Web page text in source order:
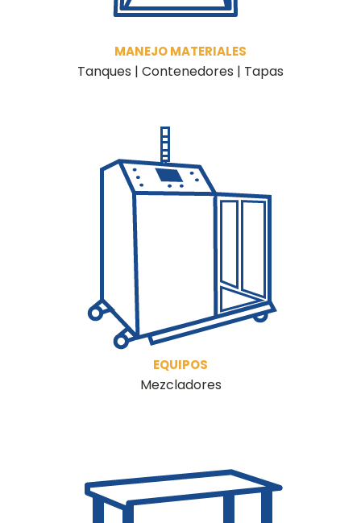
MANEJO MATERIALES
Tanques | Contenedores | Tapas
EQUIPOS
Mezcladores